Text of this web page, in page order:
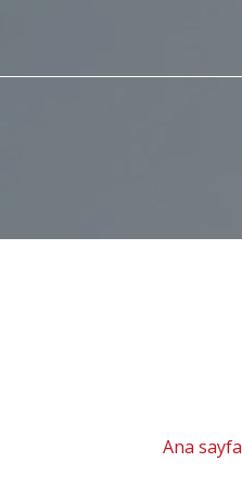
Ana sayfa